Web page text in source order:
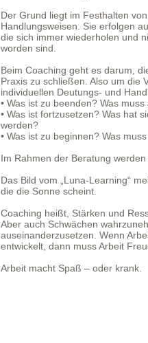
Der Grund liegt im Festhalten
Handlungsweisen. Sie erfolgen
die sich immer wiederholen und
worden sind.
Beim Coaching geht es darum,
Praxis zu schließen. Also um die
individuellen Deutungs- und
• Was ist zu beenden? Was
• Was ist fortzusetzen? Was hat
werden?
• Was ist zu beginnen? Was
Im Rahmen der Beratung
Das Bild vom „Luna-Learning“
die die Sonne scheint.
Coaching heißt, Stärken und
Aber auch Schwächen
auseinanderzusetzen. Wenn
entwickelt, dann muss Arbeit
Arbeit macht Spaß – oder krank.